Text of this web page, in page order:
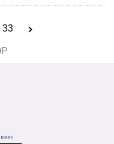
33